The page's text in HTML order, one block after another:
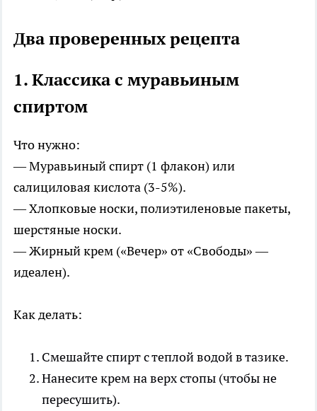
Два проверенных рецепта
1. Классика с муравьиным
спиртом
Что нужно:
— Муравьиный спирт (1 флакон) или
салициловая кислота (3-5%).
— Хлопковые носки, полиэтиленовые пакеты,
шерстяные носки.
— Жирный крем («Вечер» от «Свободы» —
идеален).
Как делать:
Смешайте спирт с теплой водой в тазике.
Нанесите крем на верх стопы (чтобы не
пересушить).